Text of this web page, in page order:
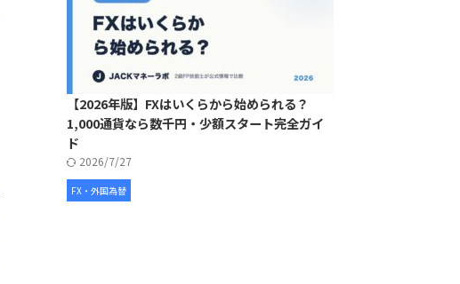
【2026年版】FXはいくらから始められる？
1,000通貨なら数千円・少額スタート完全ガイ
ド
2026/7/27
FX・外国為替